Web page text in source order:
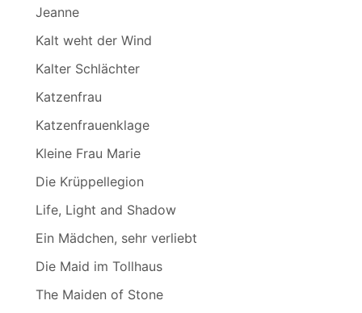
Jeanne
Kalt weht der Wind
Kalter Schlächter
Katzenfrau
Katzenfrauenklage
Kleine Frau Marie
Die Krüppellegion
Life, Light and Shadow
Ein Mädchen, sehr verliebt
Die Maid im Tollhaus
The Maiden of Stone